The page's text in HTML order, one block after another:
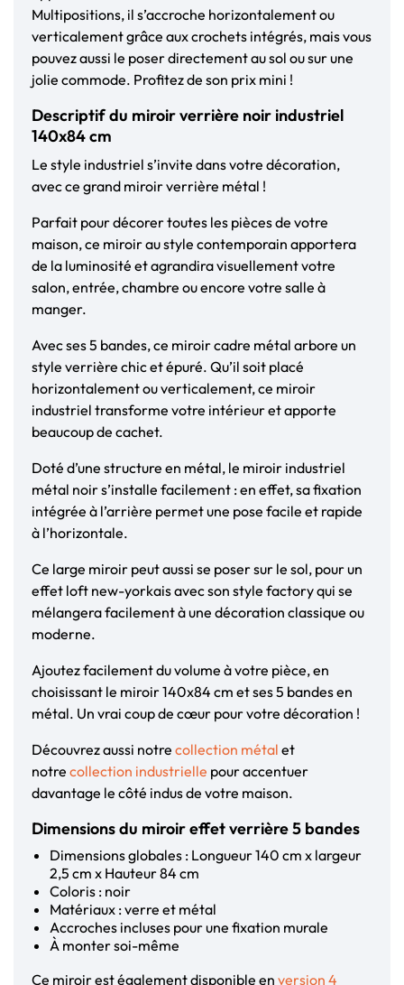
Multipositions, il s’accroche horizontalement ou
verticalement grâce aux crochets intégrés, mais vous
pouvez aussi le poser directement au sol ou sur une
jolie commode. Profitez de son prix mini !
Descriptif du miroir verrière noir industriel
140x84 cm
Le style industriel s’invite dans votre décoration,
avec ce grand miroir verrière métal !
Parfait pour décorer toutes les pièces de votre
maison, ce miroir au style contemporain apportera
de la luminosité et agrandira visuellement votre
salon, entrée, chambre ou encore votre salle à
manger.
Avec ses 5 bandes, ce miroir cadre métal arbore un
style verrière chic et épuré. Qu’il soit placé
horizontalement ou verticalement, ce miroir
industriel transforme votre intérieur et apporte
beaucoup de cachet.
Doté d’une structure en métal, le miroir industriel
métal noir s’installe facilement : en effet, sa fixation
intégrée à l’arrière permet une pose facile et rapide
à l’horizontale.
Ce large miroir peut aussi se poser sur le sol, pour un
effet loft new-yorkais avec son style factory qui se
mélangera facilement à une décoration classique ou
moderne.
Ajoutez facilement du volume à votre pièce, en
choisissant le miroir 140x84 cm et ses 5 bandes en
métal. Un vrai coup de cœur pour votre décoration !
Découvrez aussi notre collection métal et
notre collection industrielle pour accentuer
davantage le côté indus de votre maison.
Dimensions du miroir effet verrière 5 bandes
Dimensions globales : Longueur 140 cm x largeur
2,5 cm x Hauteur 84 cm
Coloris : noir
Matériaux : verre et métal
Accroches incluses pour une fixation murale
À monter soi-même
Ce miroir est également disponible en version 4